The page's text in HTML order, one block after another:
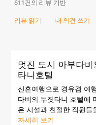
611건의 리뷰 기반
리뷰 읽기 내 의견 쓰기
멋진 도시 아부다비
타니호텔
신혼여행으로 경유겸 여
다비의 두짓타니 호텔에
은 시설과 친절한 직원들
되었습니다. (Abdallah,
자세히 보기